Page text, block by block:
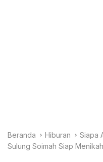
Beranda Hiburan
Siapa
Sulung Soimah Siap